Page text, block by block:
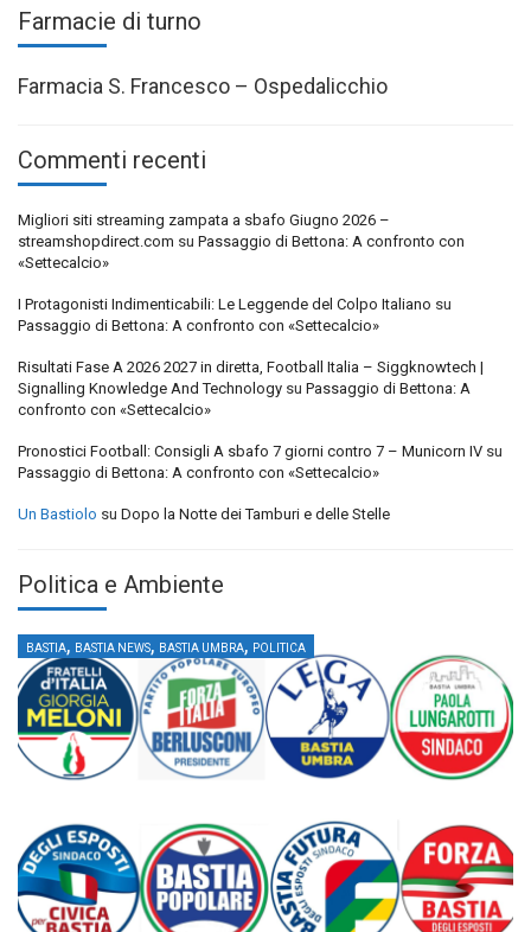
Farmacie di turno
Farmacia S. Francesco – Ospedalicchio
Commenti recenti
Migliori siti streaming zampata a sbafo Giugno 2026 –
streamshopdirect.com su Passaggio di Bettona: A confronto con
«Settecalcio»
I Protagonisti Indimenticabili: Le Leggende del Colpo Italiano su
Passaggio di Bettona: A confronto con «Settecalcio»
Risultati Fase A 2026 2027 in diretta, Football Italia – Siggknowtech |
Signalling Knowledge And Technology su Passaggio di Bettona: A
confronto con «Settecalcio»
Pronostici Football: Consigli A sbafo 7 giorni contro 7 – Municorn IV su
Passaggio di Bettona: A confronto con «Settecalcio»
Un Bastiolo su Dopo la Notte dei Tamburi e delle Stelle
Politica e Ambiente
BASTIA, BASTIA NEWS, BASTIA UMBRA, POLITICA